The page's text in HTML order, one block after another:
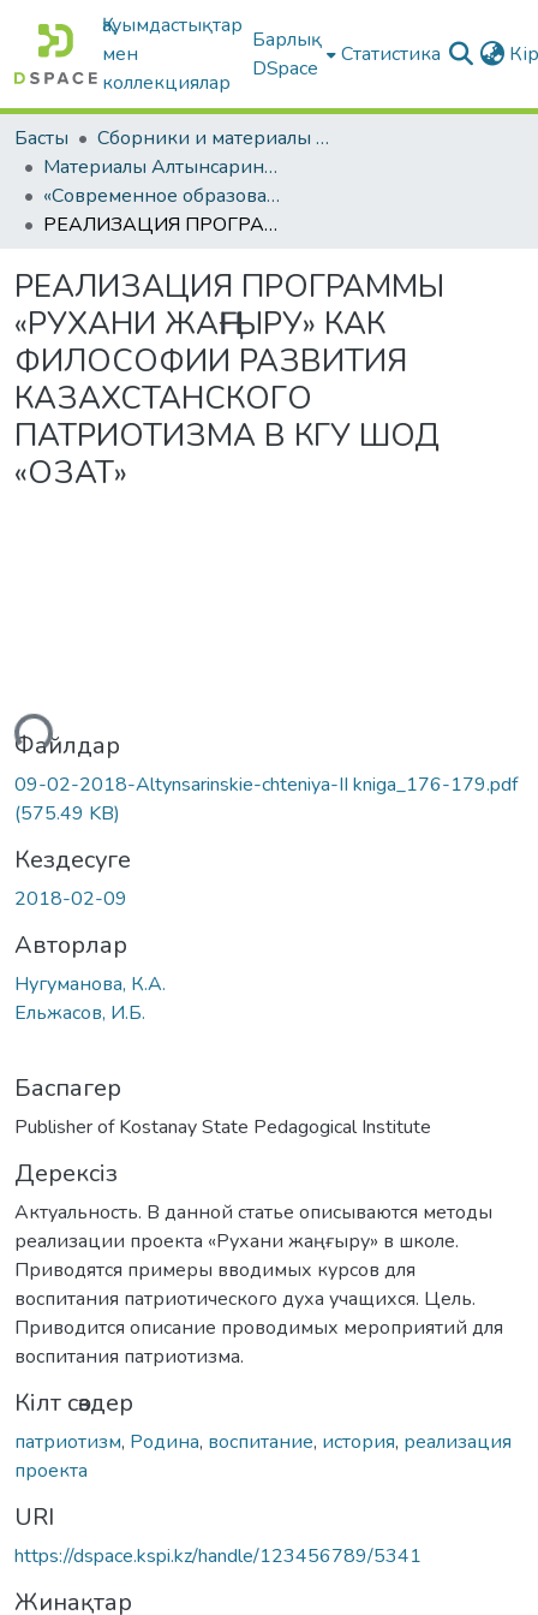
Қауымдастықтар
мен
коллекциялар
Барлық
DSpace
Статистика
Басты
Сборники и материалы конференций
Материалы Алтынсаринских педагогических чтений
«Современное образование - ключевой фактор успеха духовной модернизации общества» ІІ КНИГА
РЕАЛИЗАЦИЯ ПРОГРАММЫ «РУХАНИ ЖАҢҒЫРУ» КАК ФИЛОСОФИИ РАЗВИТИЯ КАЗАХСТАНСКОГО ПАТРИОТИЗМА В КГУ ШОД «ОЗАТ»
РЕАЛИЗАЦИЯ ПРОГРАММЫ
«РУХАНИ ЖАҢҒЫРУ» КАК
ФИЛОСОФИИ РАЗВИТИЯ
КАЗАХСТАНСКОГО
ПАТРИОТИЗМА В КГУ ШОД
«ОЗАТ»
Файлдар
09-02-2018-Altynsarinskie-chteniya-II kniga_176-179.pdf
(575.49 KB)
Кездесуге
2018-02-09
Авторлар
Нугуманова, К.А.
Ельжасов, И.Б.
Баспагер
Publisher of Kostanay State Pedagogical Institute
Дерексіз
Актуальность. В данной статье описываются методы
реализации проекта «Рухани жаңғыру» в школе.
Приводятся примеры вводимых курсов для
воспитания патриотического духа учащихся. Цель.
Приводится описание проводимых мероприятий для
воспитания патриотизма.
Кілт сөздер
патриотизм, Родина, воспитание, история, реализация
проекта
URI
https://dspace.kspi.kz/handle/123456789/5341
Жинақтар